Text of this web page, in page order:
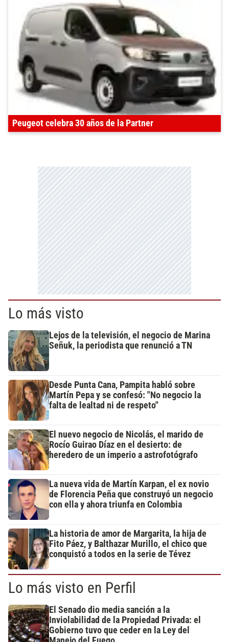
Peugeot celebra 30 años de la Partner
Lo más visto
Lejos de la televisión, el negocio de Marina
Señuk, la periodista que renunció a TN
Desde Punta Cana, Pampita habló sobre
Martín Pepa y se confesó: "No negocio la
falta de lealtad ni de respeto"
El nuevo negocio de Nicolás, el marido de
Rocío Guirao Díaz en el desierto: de
heredero de un imperio a astrofotógrafo
La nueva vida de Martín Karpan, el ex novio
de Florencia Peña que construyó un negocio
con ella y ahora triunfa en Colombia
La historia de amor de Margarita, la hija de
Fito Páez, y Balthazar Murillo, el chico que
conquistó a todos en la serie de Tévez
Lo más visto en Perfil
El Senado dio media sanción a la
Inviolabilidad de la Propiedad Privada: el
Gobierno tuvo que ceder en la Ley del